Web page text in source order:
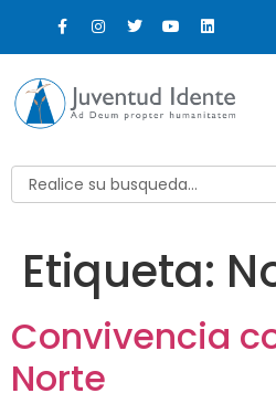
contenido
Etiqueta:
Convivencia
Norte